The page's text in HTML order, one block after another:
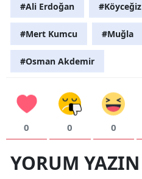
#Ali Erdoğan #Köyceğiz
#Mert Kumcu #Muğla
#Osman Akdemir
0 0 0
YORUM YAZIN